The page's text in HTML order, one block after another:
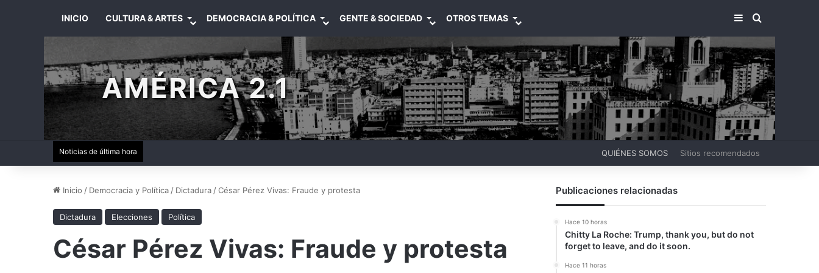
INICIO CULTURA & ARTES DEMOCRACIA & POLÍTICA GENTE & SOCIEDAD OTROS TEMAS BARRA LATERAL
BUSCAR
AMÉRICA 2.1
Noticias de última hora QUIÉNES SOMOS Sitios recomendados
Inicio / Democracia y Política / Dictadura /César Pérez Vivas: Fraude y protesta
Dictadura Elecciones Política
César Pérez Vivas: Fraude y protesta
Publicaciones relacionadas
Hace 10 horas
Chitty La Roche: Trump, thank you, but do not
forget to leave, and do it soon.
Hace 11 horas